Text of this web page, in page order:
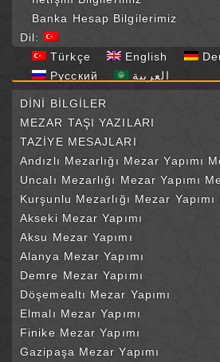
Banka Hesap Bilgilerimiz
Dil:
Türkçe
English
Русский
العربية
DİNİ BİLGİLER
MEZAR TAŞI YAZILARI
TAZİYE MESAJLARI
Andızlı Mezarlığı Mezar Yapımı
Uncalı Mezarlığı Mezar Yapımı
Kurşunlu Mezarlığı Mezar Yapımı
Akseki Mezar Yapımı
Aksu Mezar Yapımı
Alanya Mezar Yapımı
Demre Mezar Yapımı
Döşemealtı Mezar Yapımı
Elmalı Mezar Yapımı
Finike Mezar Yapımı
Gazipaşa Mezar Yapımı